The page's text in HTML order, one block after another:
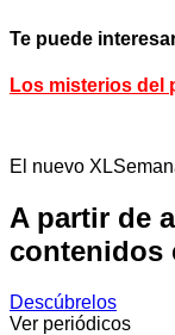
Te puede
Los misterios del
El nuevo
A partir de
contenidos
Descúbrelos
Ver periódicos